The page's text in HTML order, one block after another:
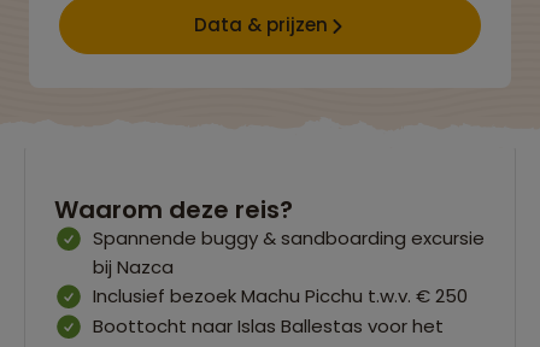
Data & prijzen
Waarom deze reis?
Spannende buggy & sandboarding excursie
bij Nazca
Inclusief bezoek Machu Picchu t.w.v. € 250
Boottocht naar Islas Ballestas voor het